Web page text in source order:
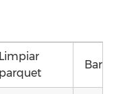
Limpiar
parquet